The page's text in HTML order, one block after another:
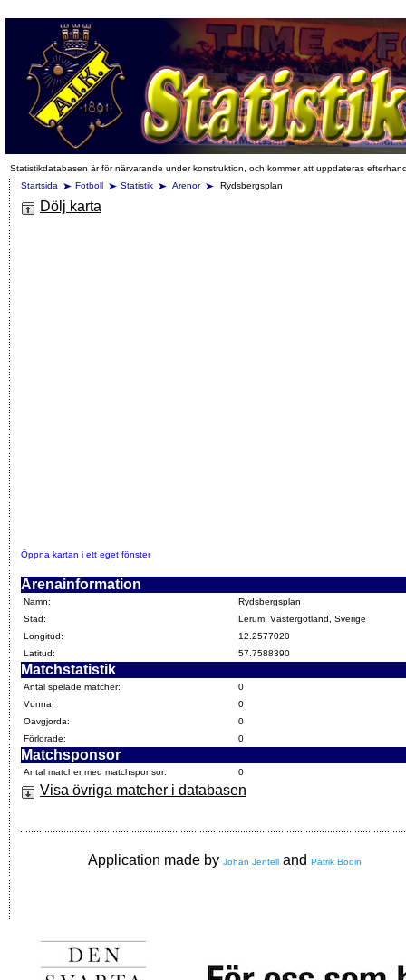
Statistikdatabasen är för närvarande under konstruktion, och kommer att uppdateras
Startsida
Fotboll Statistik Arenor Rydsbergsplan
Dölj karta
Öppna kartan i ett eget fönster
Arenainformation
Namn:
Rydsbergsplan
Stad:
Lerum, Västergötland, Sverige
Longitud:
12.2577020
Latitud:
57.7588390
Matchstatistik
Antal spelade matcher:
0
Vunna:
0
Oavgjorda:
0
Förlorade:
0
Matchsponsor
Antal matcher med matchsponsor: 0
Visa övriga matcher i databasen
Application made by Johan Jentell and Patrik Bodin